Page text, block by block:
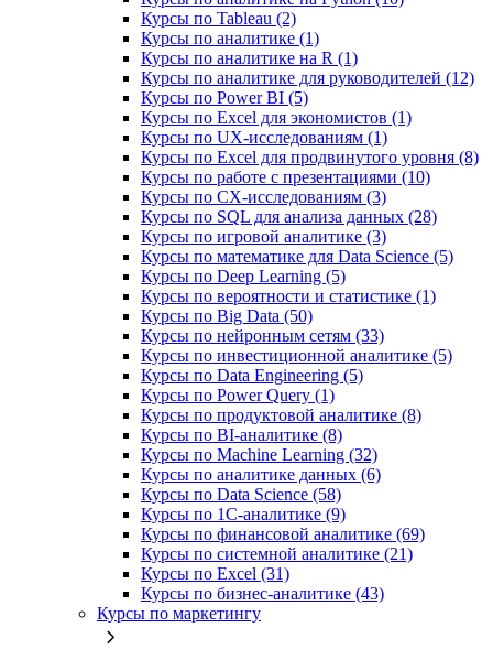
Курсы по Tableau (2)
Курсы по аналитике (1)
Курсы по аналитике на R (1)
Курсы по аналитике для руководителей (12)
Курсы по Power BI (5)
Курсы по Excel для экономистов (1)
Курсы по UX‑исследованиям (1)
Курсы по Excel для продвинутого уровня (8)
Курсы по работе с презентациями (10)
Курсы по CX-исследованиям (3)
Курсы по SQL для анализа данных (28)
Курсы по игровой аналитике (3)
Курсы по математике для Data Science (5)
Курсы по Deep Learning (5)
Курсы по вероятности и статистике (1)
Курсы по Big Data (50)
Курсы по нейронным сетям (33)
Курсы по инвестиционной аналитике (5)
Курсы по Data Engineering (5)
Курсы по Power Query (1)
Курсы по продуктовой аналитике (8)
Курсы по BI‑аналитике (8)
Курсы по Machine Learning (32)
Курсы по аналитике данных (6)
Курсы по Data Science (58)
Курсы по 1С‑аналитике (9)
Курсы по финансовой аналитике (69)
Курсы по системной аналитике (21)
Курсы по Excel (31)
Курсы по бизнес‑аналитике (43)
Курсы по маркетингу